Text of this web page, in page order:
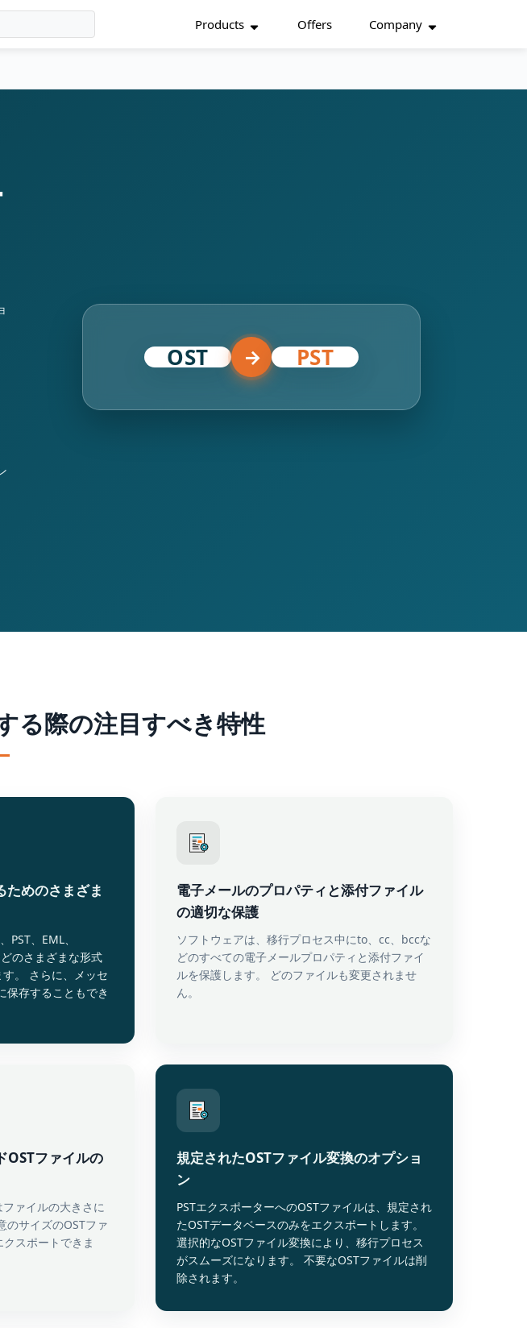
Products Offers Company
OST → PST
る際の注目すべき特性
ためのさまざま
PST、EML、
のさまざまな形式
。 さらに、メッセ
保存することもでき
電子メールのプロパティと添付ファイル
の適切な保護
ソフトウェアは、移行プロセス中にto、cc、bccな
どのすべての電子メールプロパティと添付ファイ
ルを保護します。 どのファイルも変更されませ
ん。
OSTファイルの
ァイルの大きさに
のサイズのOSTファ
スポートできま
規定されたOSTファイル変換のオプショ
ン
PSTエクスポーターへのOSTファイルは、規定され
たOSTデータベースのみをエクスポートします。
選択的なOSTファイル変換により、移行プロセス
がスムーズになります。 不要なOSTファイルは削
除されます。